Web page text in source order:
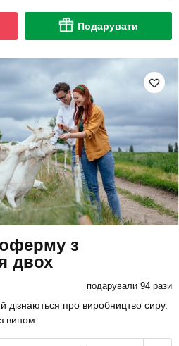
Подарувати
з
двох
подарували 94 рази
дізнаються про виробництво сиру.
вином.